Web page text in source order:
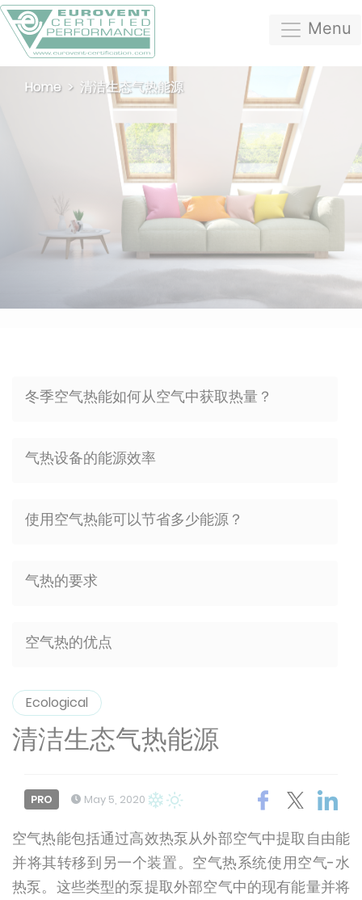
Menu
Home 清洁生态气热能源
冬季空气热能如何从空气中获取热量？
气热设备的能源效率
使用空气热能可以节省多少能源？
气热的要求
空气热的优点
Ecological
清洁生态气热能源
PRO May 5, 2020
空气热能包括通过高效热泵从外部空气中提取自由能
并将其转移到另一个装置。空气热系统使用空气-水
热泵。这些类型的泵提取外部空气中的现有能量并将